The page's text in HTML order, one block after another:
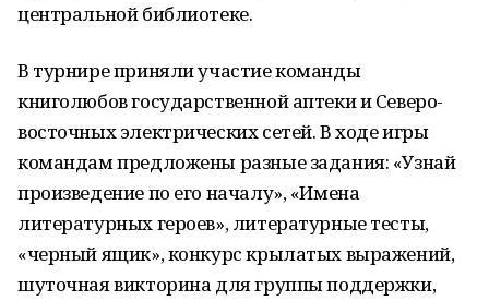
центральной библиотеке.
В турнире приняли участие команды
книголюбов государственной аптеки и Северо-
восточных электрических сетей. В ходе игры
командам предложены разные задания: «Узнай
произведение по его началу», «Имена
литературных героев», литературные тесты,
«черный ящик», конкурс крылатых выражений,
шуточная викторина для группы поддержки,